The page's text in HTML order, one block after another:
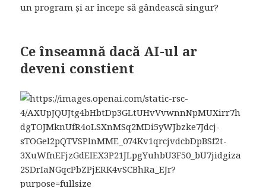
un program și ar începe să gândească singur?
Ce înseamnă dacă AI-ul ar
deveni constient